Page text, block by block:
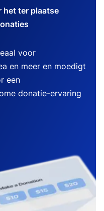
het ter plaatse
voor
en meer en moedigt
een
donatie-ervaring